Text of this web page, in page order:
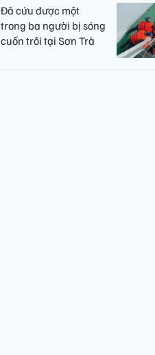
Đã cứu được một
trong ba người bị sóng
cuốn trôi tại Sơn Trà